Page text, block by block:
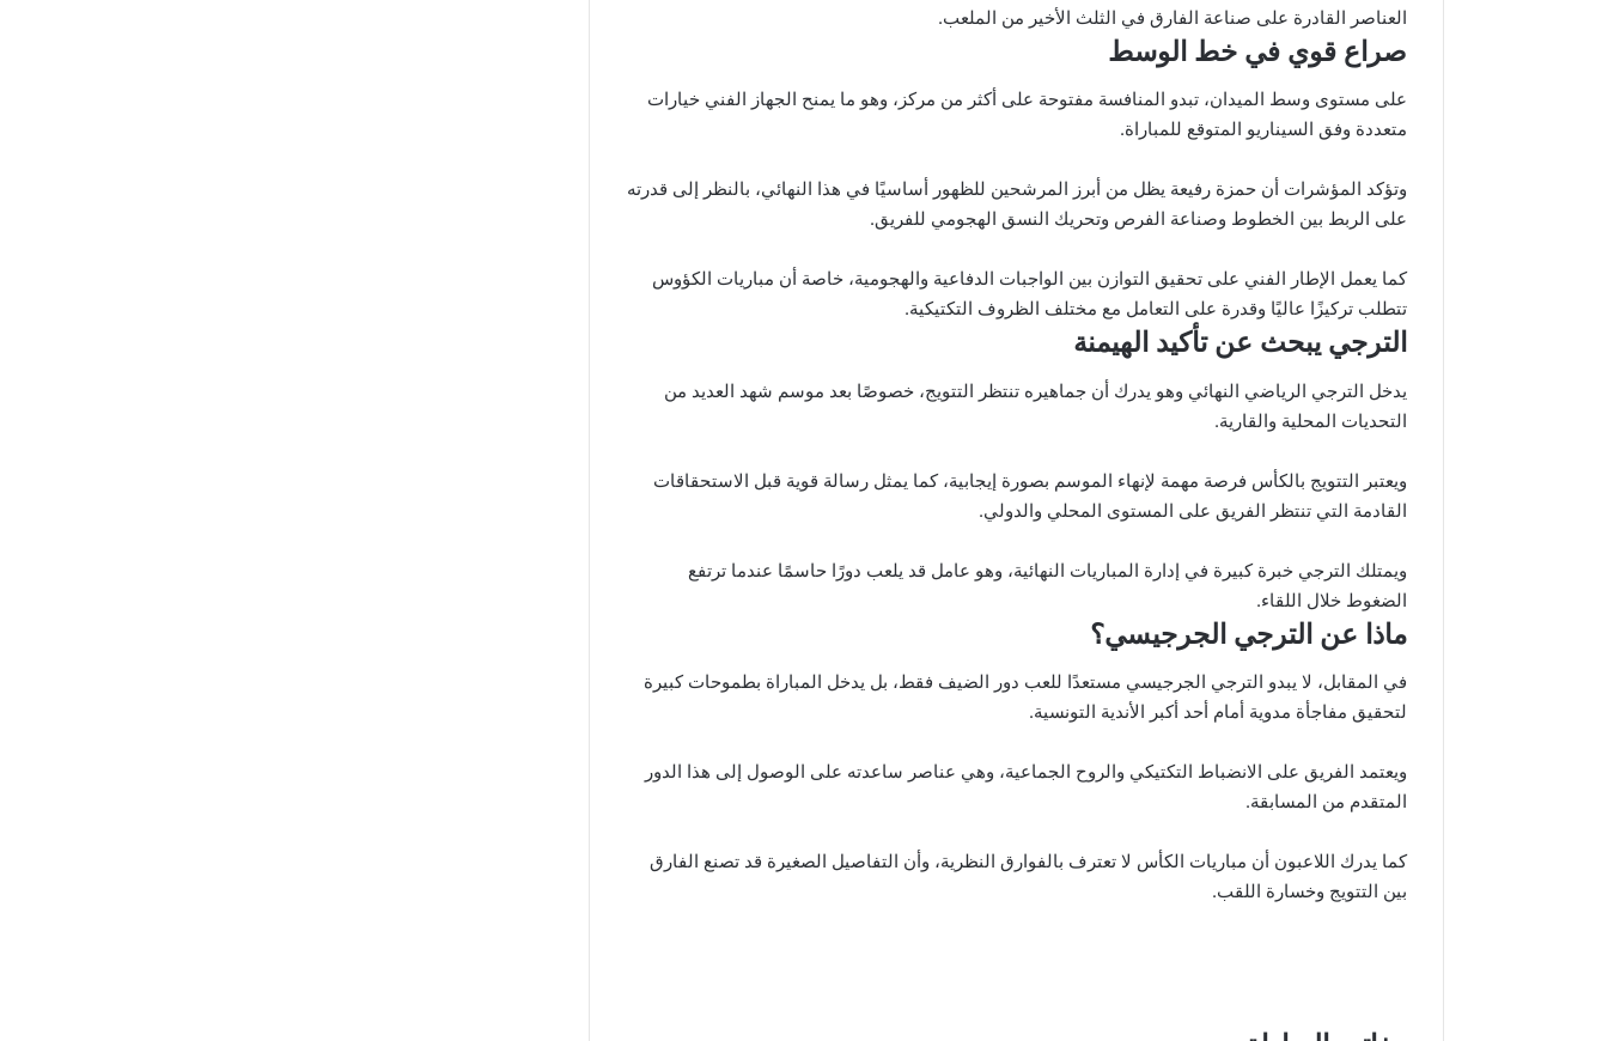
العناصر القادرة على صناعة الفارق في الثلث الأخير من الملعب.
صراع قوي في خط الوسط
على مستوى وسط الميدان، تبدو المنافسة مفتوحة على أكثر من مركز، وهو ما يمنح الجهاز الفني خيارات
متعددة وفق السيناريو المتوقع للمباراة.
وتؤكد المؤشرات أن حمزة رفيعة يظل من أبرز المرشحين للظهور أساسيًا في هذا النهائي، بالنظر إلى قدرته
على الربط بين الخطوط وصناعة الفرص وتحريك النسق الهجومي للفريق.
كما يعمل الإطار الفني على تحقيق التوازن بين الواجبات الدفاعية والهجومية، خاصة أن مباريات الكؤوس
تتطلب تركيزًا عاليًا وقدرة على التعامل مع مختلف الظروف التكتيكية.
الترجي يبحث عن تأكيد الهيمنة
يدخل الترجي الرياضي النهائي وهو يدرك أن جماهيره تنتظر التتويج، خصوصًا بعد موسم شهد العديد من
التحديات المحلية والقارية.
ويعتبر التتويج بالكأس فرصة مهمة لإنهاء الموسم بصورة إيجابية، كما يمثل رسالة قوية قبل الاستحقاقات
القادمة التي تنتظر الفريق على المستوى المحلي والدولي.
ويمتلك الترجي خبرة كبيرة في إدارة المباريات النهائية، وهو عامل قد يلعب دورًا حاسمًا عندما ترتفع
الضغوط خلال اللقاء.
ماذا عن الترجي الجرجيسي؟
في المقابل، لا يبدو الترجي الجرجيسي مستعدًا للعب دور الضيف فقط، بل يدخل المباراة بطموحات كبيرة
لتحقيق مفاجأة مدوية أمام أحد أكبر الأندية التونسية.
ويعتمد الفريق على الانضباط التكتيكي والروح الجماعية، وهي عناصر ساعدته على الوصول إلى هذا الدور
المتقدم من المسابقة.
كما يدرك اللاعبون أن مباريات الكأس لا تعترف بالفوارق النظرية، وأن التفاصيل الصغيرة قد تصنع الفارق
بين التتويج وخسارة اللقب.